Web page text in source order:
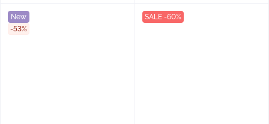
New
-53%
SALE -60%